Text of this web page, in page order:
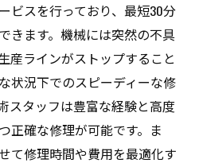
ビスを行っており、最短30分
きます。機械には突然の不具
産ラインがストップすること
状況下でのスピーディーな修
スタッフは豊富な経験と高度
正確な修理が可能です。ま
て修理時間や費用を最適化す